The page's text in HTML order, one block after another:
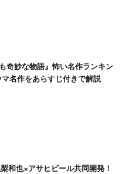
名作をあらすじ付きで解説